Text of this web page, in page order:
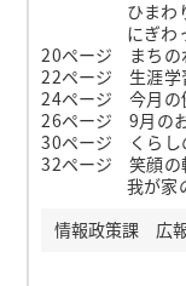
ひまわりオ
にぎわった
20ページ まちの
22ページ 生涯学
24ページ 今月の
26ページ 9月の
30ページ くらし
32ページ 笑顔の
我が家の
情報政策課 広